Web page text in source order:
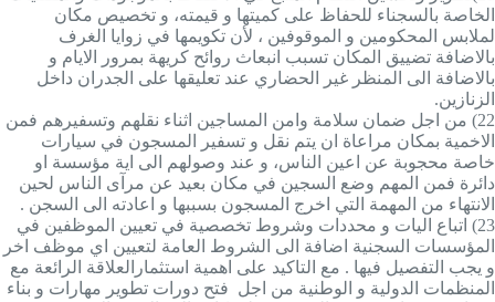
الخاصة بالسجناء للحفاظ على كميتها و قيمته، و تخصيص مكان
لملابس المحكومين و الموقوفين ، لأن تكويمها في زوايا الغرف
بالاضافة تضييق المكان تسبب انبعاث روائح كريهة بمرور الايام و
بالاضافة الى المنظر غير الحضاري عند تعليقها على الجدران داخل
الزنازين.
22)
من اجل ضمان سلامة وامن المساجين اثناء نقلهم وتسفيرهم فمن
الاخمية بمكان مراعاة ان يتم نقل و تسفير المسجون في سيارات
خاصة محجوبة عن اعين الناس، و عند وصولهم الى اية مؤسسة او
دائرة فمن المهم وضع السجين في مكان بعيد عن مرآى الناس لحين
الانتهاء من المهمة التي اخرج المسجون بسببها و اعادته الى السجن .
23)
اتباع اليات و محددات وشروط تخصصية في تعيين الموظفين في
المؤسسات السجنية اضافة الى الشروط العامة لتعيين اي موظف اخر
و يجب التفصيل فيها . مع التاكيد على اهمية استثمارالعلاقة الرائعة مع
المنظمات الدولية و الوطنية من اجل فتح دورات تطوير مهارات و بناء